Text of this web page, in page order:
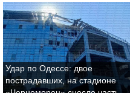
Удар по Одессе: двое
пострадавших, на стадионе